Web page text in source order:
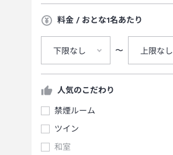
料金 / おとな1名あたり
下限なし 〜 上限なし
人気のこだわり
禁煙ルーム
ツイン
和室